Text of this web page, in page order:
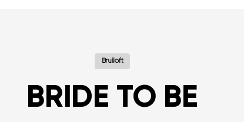
Bruiloft
BRIDE TO BE